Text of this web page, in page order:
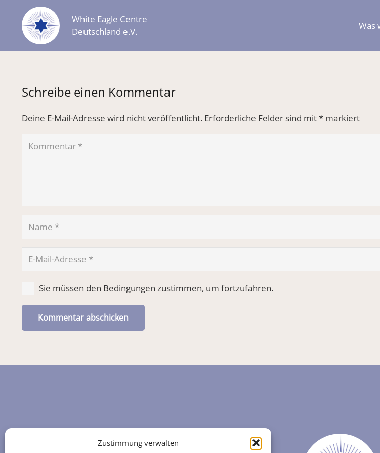
Zustimmung verwalten
White Eagle Centre
Deutschland e.V.
Was
Schreibe einen Kommentar
Deine E-Mail-Adresse wird nicht veröffentlicht. Erforderliche Felder sind mit*markiert
Sie müssen den Bedingungen zustimmen, um fortzufahren.
Kommentar abschicken
White Eagle Centre Deutschland e.V.